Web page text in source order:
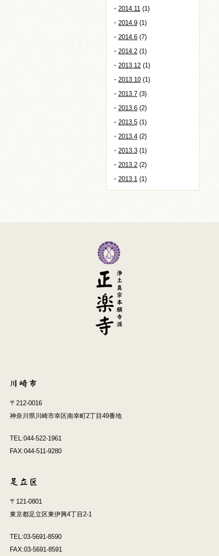
2014.11 (1)
2014.9 (1)
2014.6 (7)
2014.2 (1)
2013.12 (1)
2013.10 (1)
2013.7 (3)
2013.6 (2)
2013.5 (1)
2013.4 (2)
2013.3 (1)
2013.2 (2)
2013.1 (1)
〒212-0016
神奈川県川崎市幸区南幸町2丁目49番地
TEL:044-522-1961
FAX:044-511-9280
〒121-0801
東京都足立区東伊興4丁目2-1
TEL:03-5691-8590
FAX:03-5691-8591